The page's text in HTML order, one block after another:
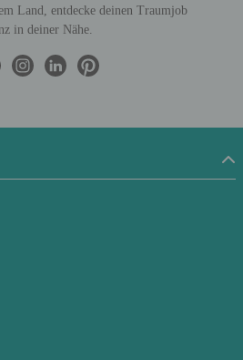
Land, entdecke deinen Traumjob
in deiner Nähe.